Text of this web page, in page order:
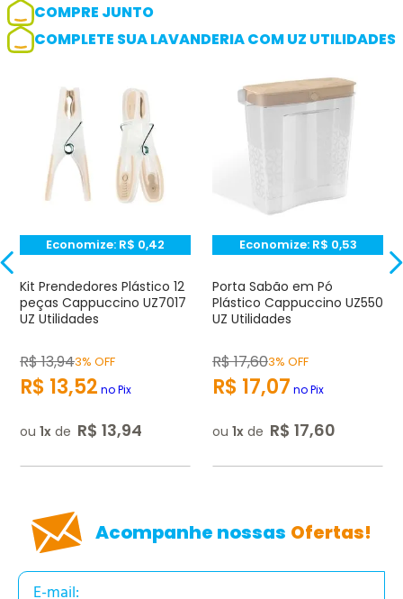
Adicionar avaliação
Avaliação
Avalie o produto de 1 até 5 estrelas
★ ★★ ☆☆
Endereço de e-mail
Escrever avaliação
COMPRE JUNTO
COMPLETE SUA LAVANDERIA COM UZ UTILIDADES
Economize: R$ 0,42
Kit Prendedores Plástico 12
peças Cappuccino UZ7017
UZ Utilidades
R$13,943% OFF
R$ 13,52 no Pix
ou 1 de R$ 13,94
Economize: R$ 0,53
Porta Sabão em Pó
Plástico Cappuccino UZ550
UZ Utilidades
R$17,603% OFF
R$ 17,07 no Pix
ou 1 de R$ 17,60
Acompanhe nossas Ofertas!